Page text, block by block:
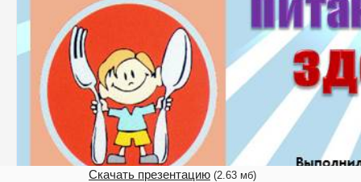
Скачать презентацию (2.63 мб)